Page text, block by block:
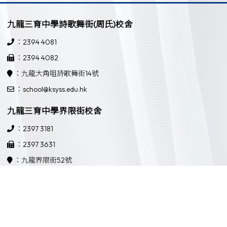
九龍三育中學詩歌舞街(周氏)校舍
：2394 4081
：2394 4082
：九龍大角咀詩歌舞街14號
：school@ksyss.edu.hk
九龍三育中學界限街校舍
：2397 3181
：2397 3631
：九龍界限街52號